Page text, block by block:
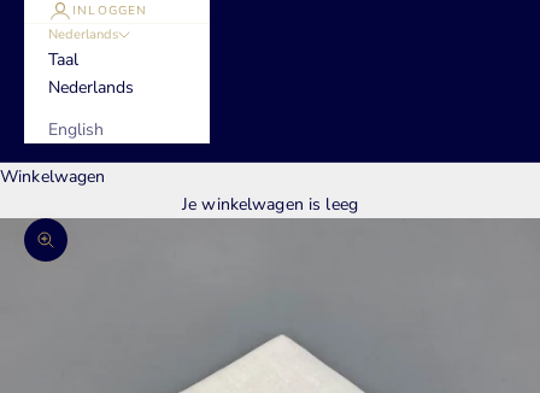
INLOGGEN
Nederlands
Taal
Nederlands
English
Winkelwagen
Je winkelwagen is leeg
In-/uitzoomen